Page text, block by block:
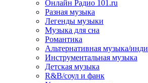
Онлайн Радио 101.ru
Разная музыка
Легенды музыки
Музыка для сна
Романтика
Альтернативная музыка/инди
Инструментальная музыка
Детская музыка
R&B/cоул и фанк